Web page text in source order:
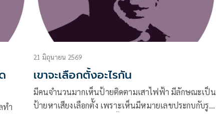
ทำ
21 มิถุนายน 2569
เขาจะเลือกตั้งอะไรกัน
มีคนจำนวนมากเห็นป้ายติดตามเสาไฟฟ้า มีลักษณะเป็น
ป้ายหาเสียงเลือกตั้ง เพราะเห็นมีหมายเลขประกบกับรูป